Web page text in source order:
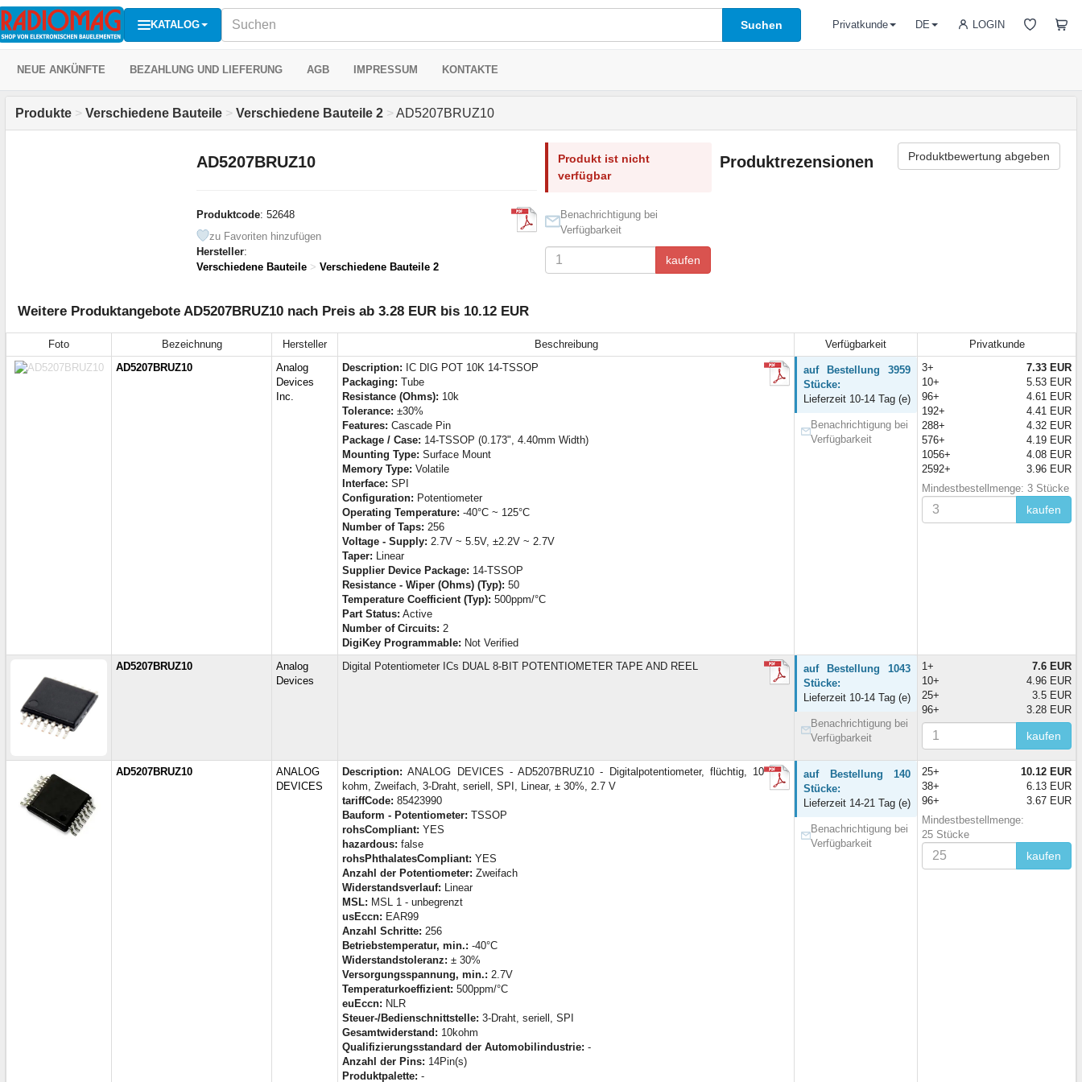
KATALOG Suchen LOGIN
Privatkunde DE
NEUE ANKÜNFTE BEZAHLUNG UND LIEFERUNG AGB IMPRESSUM KONTAKTE
Produkte > Verschiedene Bauteile > Verschiedene Bauteile 2 > AD5207BRUZ10
AD5207BRUZ10
Produktcode: 52648
zu Favoriten hinzufügen
Hersteller:
Verschiedene Bauteile > Verschiedene Bauteile 2
Produkt ist nicht
verfügbar
Benachrichtigung bei
Verfügbarkeit
kaufen
Produktrezensionen Produktbewertung abgeben
Weitere Produktangebote AD5207BRUZ10 nach Preis ab 3.28 EUR bis 10.12 EUR
Foto Bezeichnung Hersteller Beschreibung Verfügbarkeit
Privatkunde
AD5207BRUZ10
Analog
Devices
Inc.
Description: IC DIG POT 10K 14-TSSOP
Packaging: Tube
Resistance (Ohms): 10k
Tolerance: ±30%
Features: Cascade Pin
Package / Case: 14-TSSOP (0.173", 4.40mm Width)
Mounting Type: Surface Mount
Memory Type: Volatile
Interface: SPI
Configuration: Potentiometer
Operating Temperature: -40°C ~ 125°C
Number of Taps: 256
Voltage - Supply: 2.7V ~ 5.5V, ±2.2V ~ 2.7V
Taper: Linear
Supplier Device Package: 14-TSSOP
Resistance - Wiper (Ohms) (Typ): 50
Temperature Coefficient (Typ): 500ppm/°C
Part Status: Active
Number of Circuits: 2
DigiKey Programmable: Not Verified
auf Bestellung 3959
Stücke:
Lieferzeit 10-14 Tag (e)
Benachrichtigung bei
Verfügbarkeit
3+
7.33 EUR
10+
5.53 EUR
96+
4.61 EUR
192+
4.41 EUR
288+
4.32 EUR
576+
4.19 EUR
1056+
4.08 EUR
2592+
3.96 EUR
Mindestbestellmenge: 3 Stücke
kaufen
AD5207BRUZ10
Analog
Devices
Digital Potentiometer ICs DUAL 8-BIT POTENTIOMETER TAPE AND REEL
auf Bestellung 1043
Stücke:
Lieferzeit 10-14 Tag (e)
Benachrichtigung bei
Verfügbarkeit
1+
7.6 EUR
10+
4.96 EUR
25+
3.5 EUR
96+
3.28 EUR
kaufen
AD5207BRUZ10
ANALOG
DEVICES
Description: ANALOG DEVICES - AD5207BRUZ10 - Digitalpotentiometer, flüchtig, 10
kohm, Zweifach, 3-Draht, seriell, SPI, Linear, ± 30%, 2.7 V
tariffCode: 85423990
Bauform - Potentiometer: TSSOP
rohsCompliant: YES
hazardous: false
rohsPhthalatesCompliant: YES
Anzahl der Potentiometer: Zweifach
Widerstandsverlauf: Linear
MSL: MSL 1 - unbegrenzt
usEccn: EAR99
Anzahl Schritte: 256
Betriebstemperatur, min.: -40°C
Widerstandstoleranz: ± 30%
Versorgungsspannung, min.: 2.7V
Temperaturkoeffizient: 500ppm/°C
euEccn: NLR
Steuer-/Bedienschnittstelle: 3-Draht, seriell, SPI
Gesamtwiderstand: 10kohm
Qualifizierungsstandard der Automobilindustrie: -
Anzahl der Pins: 14Pin(s)
Produktpalette: -
auf Bestellung 140
Stücke:
Lieferzeit 14-21 Tag (e)
Benachrichtigung bei
Verfügbarkeit
25+
10.12 EUR
38+
6.13 EUR
96+
3.67 EUR
Mindestbestellmenge:
25 Stücke
kaufen